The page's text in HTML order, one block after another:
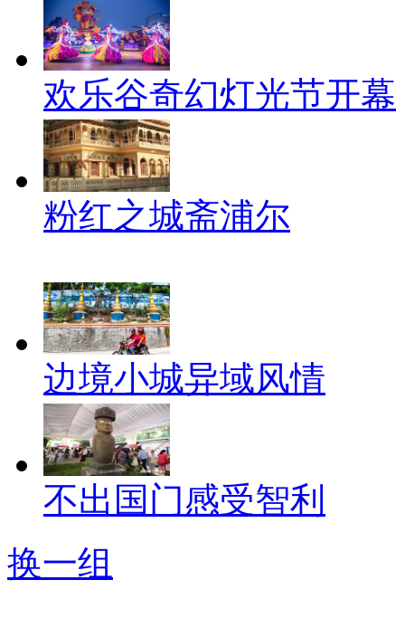
欢乐谷奇幻灯光节开幕
粉红之城斋浦尔
边境小城异域风情
不出国门感受智利
换一组